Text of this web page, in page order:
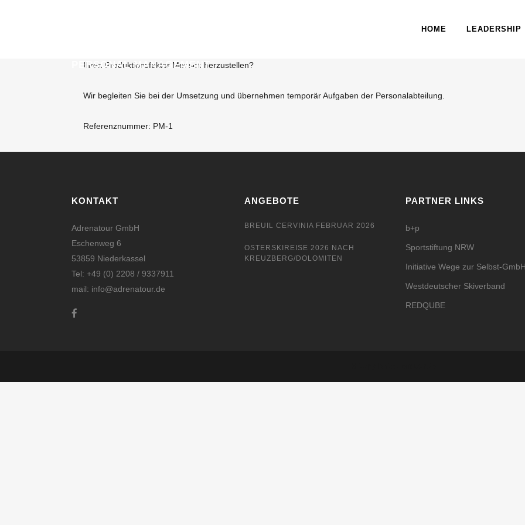
HOME LEADERSHIP
PERSONAL MANAGEMENT
Wie managen Sie den betrieblichen Produktionsfaktor „Personal“ in Zusammenhang mit der Zielsetzung ihres
Ihren Produktionsfaktor Mensch herzustellen?
Wir begleiten Sie bei der Umsetzung und übernehmen temporär Aufgaben der Personalabteilung.
Referenznummer: PM-1
KONTAKT
Adrenatour GmbH
Eschenweg 6
53859 Niederkassel
Tel: +49 (0) 2208 / 9337911
mail: info@adrenatour.de
ANGEBOTE
BREUIL CERVINIA FEBRUAR 2026
OSTERSKIREISE 2026 NACH
KREUZBERG/DOLOMITEN
PARTNER LINKS
b+p
Sportstiftung NRW
Initiative Wege zur Selbst-GmbH
Westdeutscher Skiverband
REDQUBE